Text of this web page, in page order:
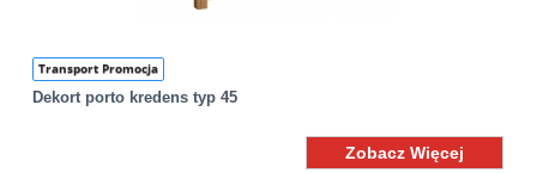
Transport Promocja
Dekort porto kredens typ 45
Zobacz Więcej